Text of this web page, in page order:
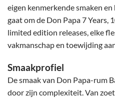
eigen kenmerkende smaken
gaat om de Don Papa 7 Years,
limited edition releases, elke
vakmanschap en toewijding
Smaakprofiel
De smaak van Don Papa-rum
door zijn complexiteit. Van